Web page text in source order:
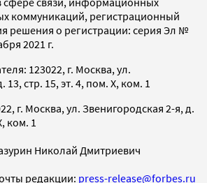
коммуникаций, регистрационный
решения о регистрации: серия Эл №
2021 г.
123022, г. Москва, ул.
стр. 15, эт. 4, пом. X, ком. 1
г. Москва, ул. Звенигородская 2-я, д.
ком. 1
Николай Дмитриевич
редакции: press-release@forbes.ru